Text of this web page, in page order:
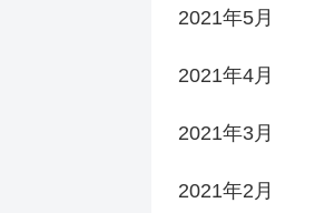
2021年5月
2021年4月
2021年3月
2021年2月